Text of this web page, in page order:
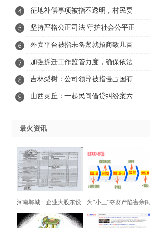
征地补偿事项被指不透明，村民要
坚持严格公正司法 守护社会公平正
外卖平台被指未备案就招商致几百
加强拆迁工作监管力度，确保依法
吉林梨树：公司领导被指侵占国有
山西灵丘：一起民间借贷纠纷案六
最火资讯
河南郸城一企业大股东设
局“
为“小三”夺财产陷害亲闺
女